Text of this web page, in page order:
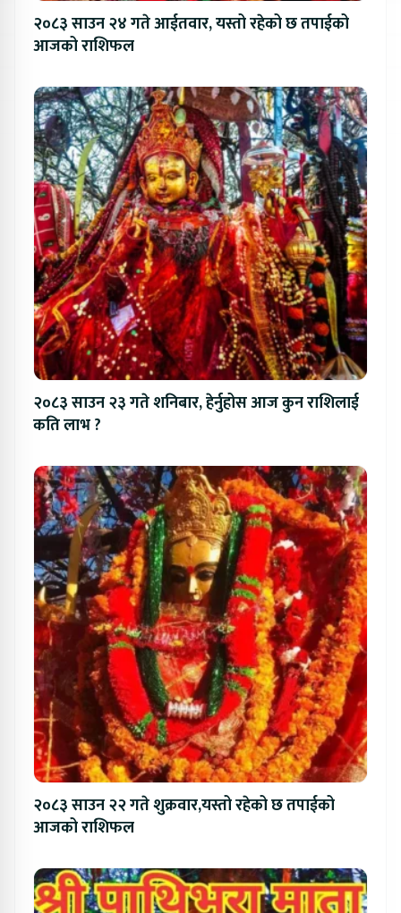
२०८३ साउन २४ गते आईतवार, यस्तो रहेको छ तपाईको
आजको राशिफल
२०८३ साउन २३ गते शनिबार, हेर्नुहोस आज कुन राशिलाई
कति लाभ ?
२०८३ साउन २२ गते शुक्रवार,यस्तो रहेको छ तपाईको
आजको राशिफल